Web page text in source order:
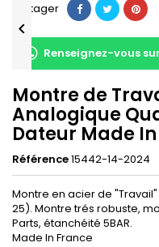

Partager
Renseignez-vous
Montre de
Analogique
Dateur Made
Référence15442-14-2024
Montre en acier de
25). Montre trés robuste,
Parts, étanchéité 5BAR.
Made In France